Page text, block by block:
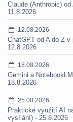
Claude (Anthropic)
11.8.2026
12.08.2026
ChatGPT od A do Z
12.8.2026
18.08.2026
Gemini a
18.8.2026
25.08.2026
Praktické využití AI
vysílání) - 25.8.2026